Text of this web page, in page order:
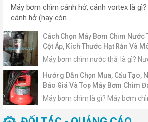
Máy bơm chìm cánh hở, cánh vortex là
cánh hở (hay còn...
Cách Chọn Máy Bơm Chìm Nước
Cột Áp, Kích Thước Hạt Rắn Và
Máy bơm chìm nước thải là gì?
Hướng Dẫn Chọn Mua, Cấu Tạo,
Báo Giá Và Top Máy Bơm Chìm
Máy bơm chìm là gì? Máy bơm